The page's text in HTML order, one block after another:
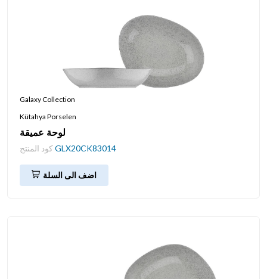
Galaxy Collection
Kütahya Porselen
لوحة عميقة
GLX20CK83014
اضف الى السلة